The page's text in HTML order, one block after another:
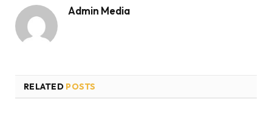
Admin Media
RELATED POSTS